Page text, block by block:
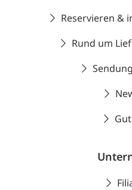
Reservieren &
Rund um